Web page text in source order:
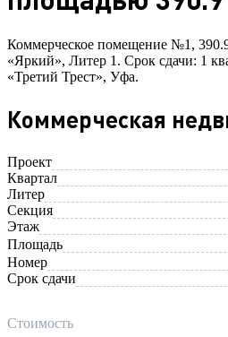
Коммерческое помещение №1,
«Яркий», Литер 1. Срок сдачи: 1
«Третий Трест», Уфа.
Коммерческая
Проект
Квартал
Литер
Секция
Этаж
Площадь
Номер
Срок сдачи
Стоимость